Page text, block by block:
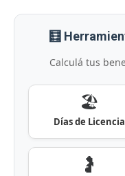
🧮
Calculá tus
🏖️
Días de Licencia
🤰